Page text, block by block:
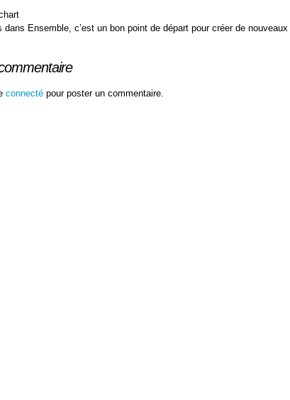
dans Ensemble, c’est un bon point de départ pour créer de
connecté pour poster un commentaire.